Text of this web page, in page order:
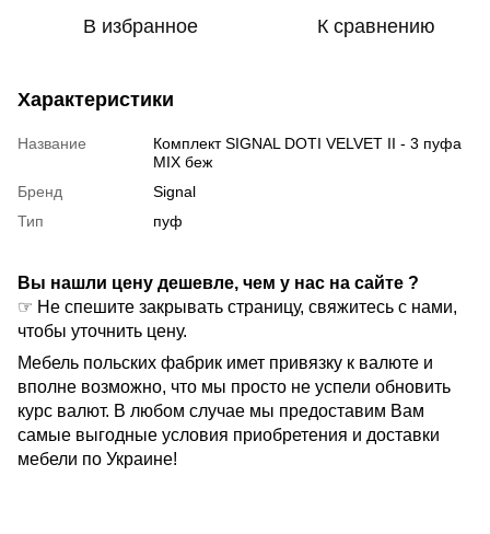
В избранное К сравнению
Характеристики
Название
Комплект SIGNAL DOTI VELVET II - 3 пуфа
MIX беж
Бренд
Signal
Тип
пуф
Вы нашли цену дешевле, чем у нас на сайте ?
☞ Не спешите закрывать страницу, свяжитесь с нами,
чтобы уточнить цену.
Мебель польских фабрик имет привязку к валюте и
вполне возможно, что мы просто не успели обновить
курс валют. В любом случае мы предоставим Вам
самые выгодные условия приобретения и доставки
мебели по Украине!